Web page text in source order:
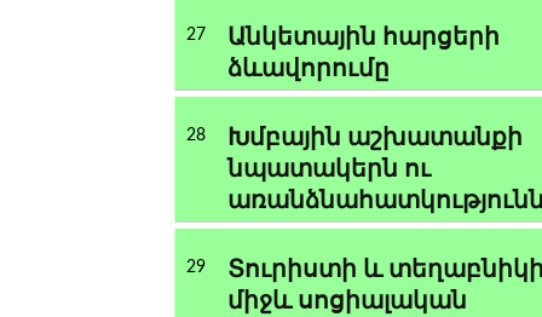
27
Անկետային հարցերի
ձևավորումը
28
Խմբային աշխատանքի
նպատակերն ու
29
Տուրիստի և
միջև սոցիալական